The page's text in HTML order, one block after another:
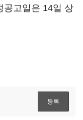
공고일은 14일 상